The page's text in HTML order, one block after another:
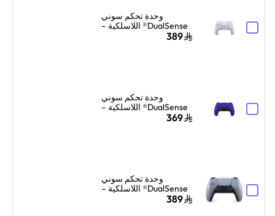
وحدة تحكم سوني
DualSense® اللاسلكية –
389
وحدة تحكم سوني
DualSense® اللاسلكية –
369
وحدة تحكم سوني
DualSense® اللاسلكية –
389